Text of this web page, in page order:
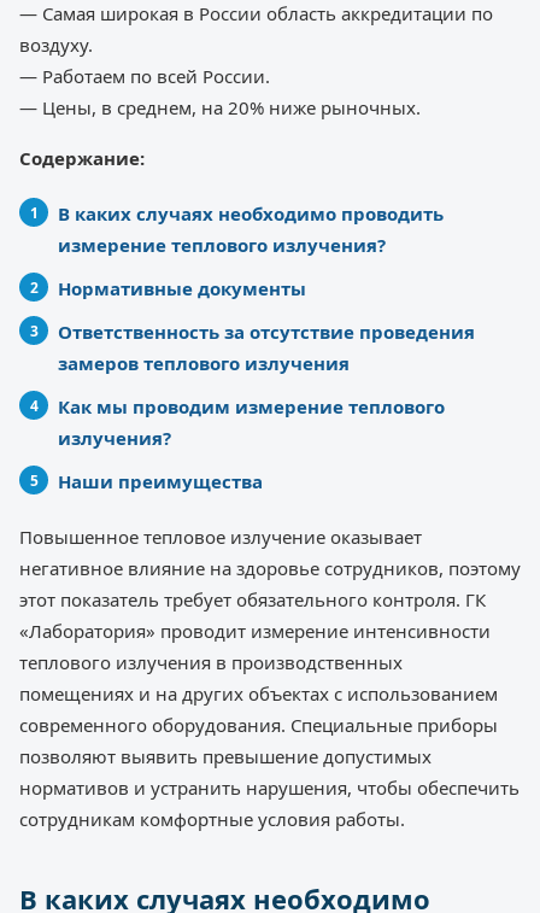
— Самая широкая в России область аккредитации по
воздуху.
— Работаем по всей России.
— Цены, в среднем, на 20% ниже рыночных.
Содержание:
В каких случаях необходимо проводить
измерение теплового излучения?
Нормативные документы
Ответственность за отсутствие проведения
замеров теплового излучения
Как мы проводим измерение теплового
излучения?
Наши преимущества
Повышенное тепловое излучение оказывает
негативное влияние на здоровье сотрудников, поэтому
этот показатель требует обязательного контроля. ГК
«Лаборатория» проводит измерение интенсивности
теплового излучения в производственных
помещениях и на других объектах с использованием
современного оборудования. Специальные приборы
позволяют выявить превышение допустимых
нормативов и устранить нарушения, чтобы обеспечить
сотрудникам комфортные условия работы.
В каких случаях необходимо